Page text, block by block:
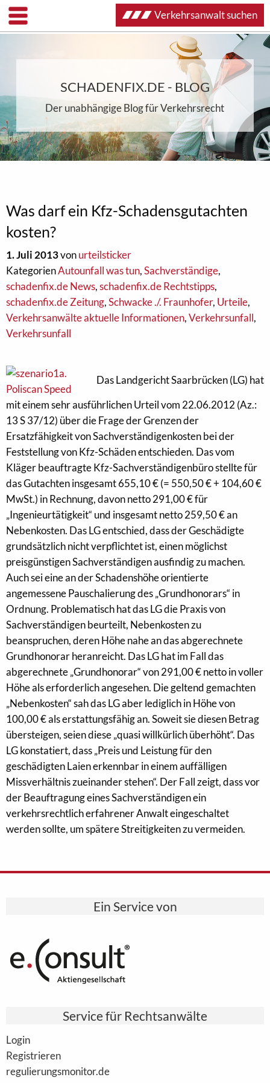
SCHADENFIX.DE - BLOG
Der unabhängige Blog für Verkehrsrecht
Was darf ein Kfz-Schadensgutachten
kosten?
1. Juli 2013vonurteilsticker
KategorienAutounfall was tun,Sachverständige,
schadenfix.de News,schadenfix.de Rechtstipps,
schadenfix.de Zeitung,Schwacke ./. Fraunhofer, Urteile,
Verkehrsanwälte aktuelle Informationen,Verkehrsunfall,
Verkehrsunfall
Das Landgericht Saarbrücken (LG) hat
mit einem sehr ausführlichen Urteil vom 22.06.2012 (Az.:
13 S 37/12) über die Frage der Grenzen der
Ersatzfähigkeit von Sachverständigenkosten bei der
Feststellung von Kfz-Schäden entschieden. Das vom
Kläger beauftragte Kfz-Sachverständigenbüro stellte für
das Gutachten insgesamt 655,10 € (= 550,50 € + 104,60 €
MwSt.) in Rechnung, davon netto 291,00 € für
„Ingenieurtätigkeit“ und insgesamt netto 259,50 € an
Nebenkosten. Das LG entschied, dass der Geschädigte
grundsätzlich nicht verpflichtet ist, einen möglichst
preisgünstigen Sachverständigen ausfindig zu machen.
Auch sei eine an der Schadenshöhe orientierte
angemessene Pauschalierung des „Grundhonorars“ in
Ordnung. Problematisch hat das LG die Praxis von
Sachverständigen beurteilt, Nebenkosten zu
beanspruchen, deren Höhe nahe an das abgerechnete
Grundhonorar heranreicht. Das LG hat im Fall das
abgerechnete „Grundhonorar“ von 291,00 € netto in voller
Höhe als erforderlich angesehen. Die geltend gemachten
„Nebenkosten“ sah das LG aber lediglich in Höhe von
100,00 € als erstattungsfähig an. Soweit sie diesen Betrag
übersteigen, seien diese „quasi willkürlich überhöht“. Das
LG konstatiert, dass „Preis und Leistung für den
geschädigten Laien erkennbar in einem auffälligen
Missverhältnis zueinander stehen“. Der Fall zeigt, dass vor
der Beauftragung eines Sachverständigen ein
verkehrsrechtlich erfahrener Anwalt eingeschaltet
werden sollte, um spätere Streitigkeiten zu vermeiden.
Ein Service von
Service für Rechtsanwälte
Login
Registrieren
regulierungsmonitor.de
Verkehrsanwalt suchen